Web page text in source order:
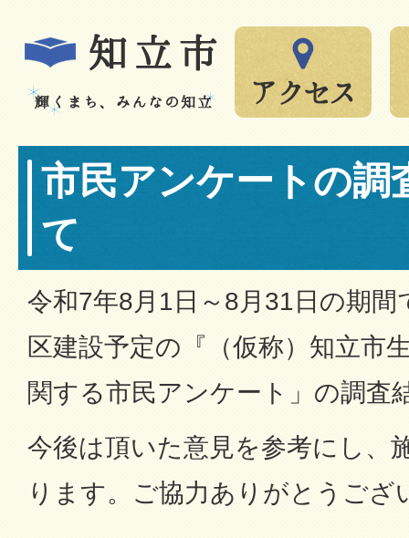
市民アンケートの調
て
令和7年8月1日～8月31日の期間
区建設予定の『（仮称）知立市
関する市民アンケート」の調査
今後は頂いた意見を参考にし、
ります。ご協力ありがとうござ